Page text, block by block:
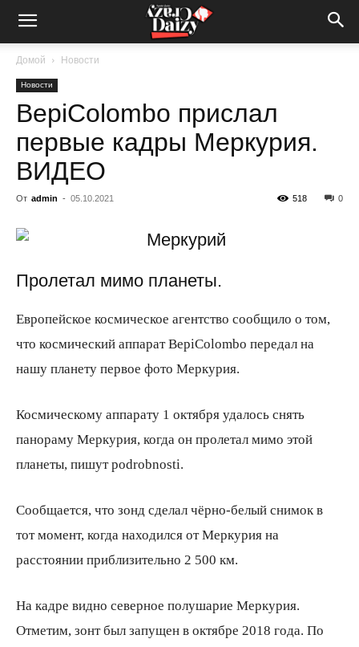
Crazy-
Daizy
новости
всем
Домой Новости
Новости
BepiColombo прислал
первые кадры Меркурия.
ВИДЕО
От admin - 05.10.2021 0
518
Пролетал мимо планеты.
Европейское космическое агентство сообщило о том,
что космический аппарат BepiColombo передал на
нашу планету первое фото Меркурия.
Космическому аппарату 1 октября удалось снять
панораму Меркурия, когда он пролетал мимо этой
планеты, пишут podrobnosti.
Сообщается, что зонд сделал чёрно-белый снимок в
тот момент, когда находился от Меркурия на
расстоянии приблизительно 2 500 км.
На кадре видно северное полушарие Меркурия.
Отметим, зонт был запущен в октябре 2018 года. По